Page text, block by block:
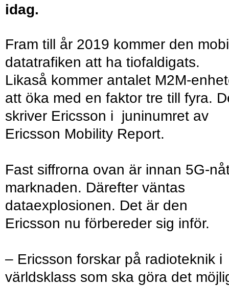
idag.
Fram till år 2019 kommer den
datatrafiken att ha tiofaldigats.
Likaså kommer antalet M2M-
att öka med en faktor tre till fyra.
skriver Ericsson i juninumret av
Ericsson Mobility Report.
Fast siffrorna ovan är innan 5G-
marknaden. Därefter väntas
dataexplosionen. Det är den
Ericsson nu förbereder sig inför.
– Ericsson forskar på radioteknik i
världsklass som ska göra det